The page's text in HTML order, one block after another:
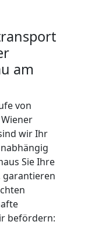
am
von
wir Ihr
Sie Ihre
garantieren
befördern: